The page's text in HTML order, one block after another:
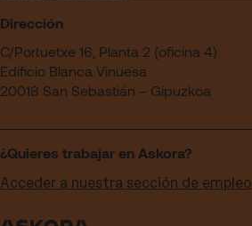
Dirección
C/Portuetxe 16, Planta 2 (oficina 4)
Edificio Blanca Vinuesa
20018 San Sebastián – Gipuzkoa
¿Quieres trabajar en Askora?
Acceder a nuestra sección de empleo